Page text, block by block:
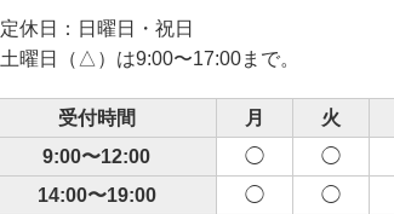
定休日：日曜日・祝日
土曜日（△）は9:00〜17:00まで。
受付時間 月 火
9:00〜12:00
◯ ◯
14:00〜19:00
◯ ◯